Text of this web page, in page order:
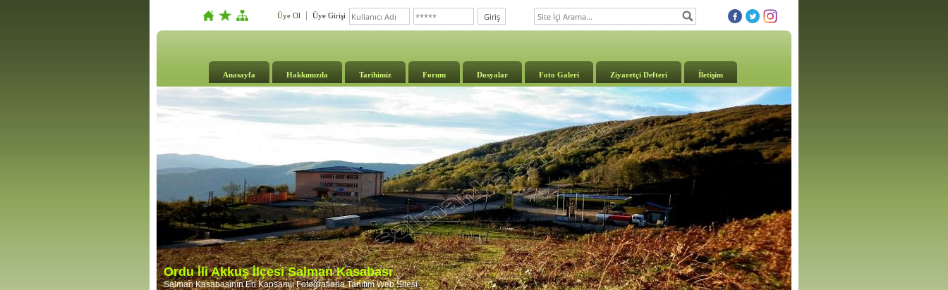
Üye Ol Üye Girişi
Anasayfa Hakkımızda Tarihimiz Forum Dosyalar Foto Galeri Ziyaretçi Defteri İletişim
Ordu İli Akkuş İlçesi Salman Kasabası
Salman Kasabasının En Kapsamlı Fotoğraflarla Tanıtım Web Sitesi